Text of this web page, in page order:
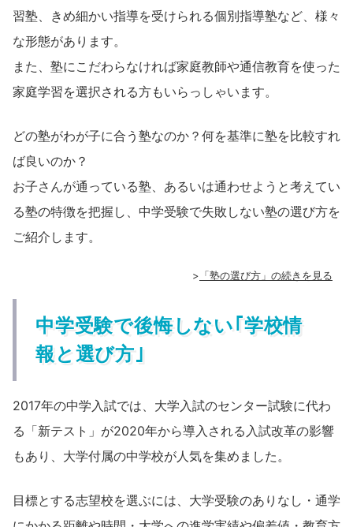
習塾、きめ細かい指導を受けられる個別指導塾など、様々
な形態があります。
また、塾にこだわらなければ家庭教師や通信教育を使った
家庭学習を選択される方もいらっしゃいます。
どの塾がわが子に合う塾なのか？何を基準に塾を比較すれ
ば良いのか？
お子さんが通っている塾、あるいは通わせようと考えてい
る塾の特徴を把握し、中学受験で失敗しない塾の選び方を
ご紹介します。
> 「塾の選び方」の続きを見る
中学受験で後悔しない｢学校情
報と選び方｣
2017年の中学入試では、大学入試のセンター試験に代わ
る「新テスト」が2020年から導入される入試改革の影響
もあり、大学付属の中学校が人気を集めました。
目標とする志望校を選ぶには、大学受験のありなし・通学